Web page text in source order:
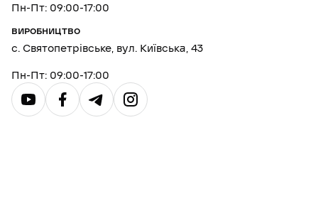
Пн-Пт: 09:00-17:00
ВИРОБНИЦТВО
с. Святопетрівське, вул. Київська, 43
Пн-Пт: 09:00-17:00